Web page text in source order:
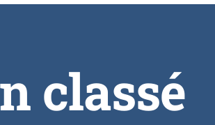
classé